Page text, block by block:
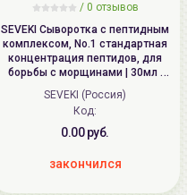
/ 0 отзывов
SEVEKI Сыворотка с пептидным
комплексом, No.1 стандартная
концентрация пептидов, для
борьбы c морщинами | 30мл |
Anti-Wrinkle Face Serum With
Peptide Complex
SEVEKI (Россия)
Код:
0.00 руб.
закончился